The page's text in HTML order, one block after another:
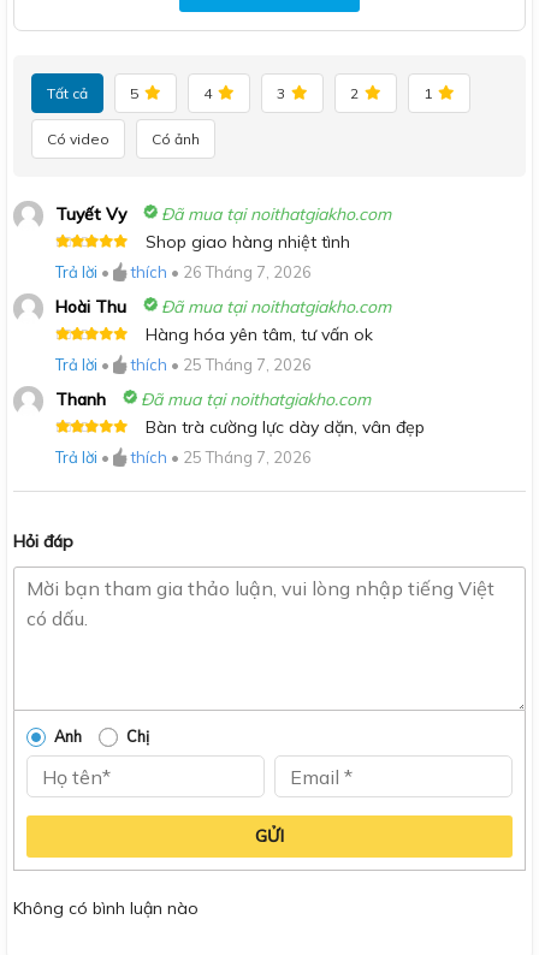
Tất cả 5 4 3 2 1
Có video Có ảnh
Tuyết Vy Đã mua tại noithatgiakho.com
hạng5
5
Shop giao hàng nhiệt tình
Trả lời • thích • 26 Tháng 7, 2026
Hoài Thu Đã mua tại noithatgiakho.com
hạng5
5
Hàng hóa yên tâm, tư vấn ok
Trả lời • thích • 25 Tháng 7, 2026
Thanh Đã mua tại noithatgiakho.com
hạng5
5
Bàn trà cường lực dày dặn, vân đẹp
Trả lời • thích • 25 Tháng 7, 2026
Hỏi đáp
Anh Chị
GỬI
Không có bình luận nào